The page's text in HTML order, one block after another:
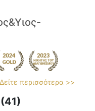
Δείτε περισσότερα >>
(41)